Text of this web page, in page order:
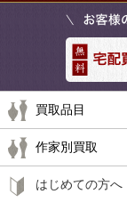
買取品目
作家別買取
はじめての方へ